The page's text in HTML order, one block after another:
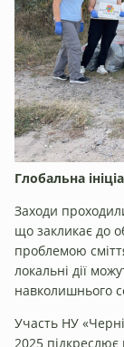
Глобальна
Заходи
що закликає до
проблемою
локальні дії
навколишнього
Участь НУ
2025 підкреслює